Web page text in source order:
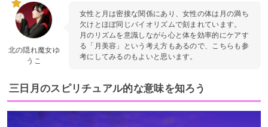
北の隠れ魔女ゆ
うこ
女性と月は密接な関係にあり、女性の体は月の満ち
欠けとほぼ同じバイオリズムで刻まれています。
月のリズムを意識しながら心と体を効率的にケアす
る「月美容」という考え方もあるので、こちらも参
考にしてみるのもよいと思います。
三日月のスピリチュアル的な意味を知ろう